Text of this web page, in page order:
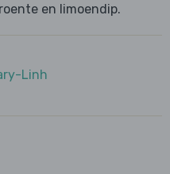
en limoendip.
Linh